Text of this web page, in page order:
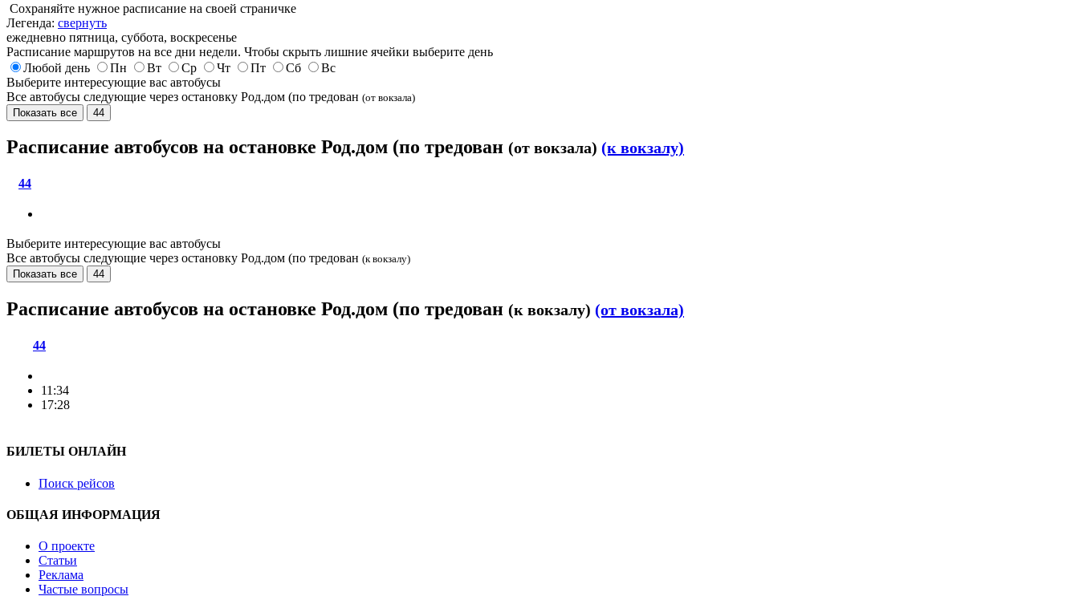
Сохраняйте нужное расписание на своей страничке
Легенда: свернуть
ежедневно пятница, суббота, воскресенье
Расписание маршрутов на все дни недели. Чтобы скрыть лишние ячейки выберите день
Любой день
Пн Вт Ср Чт Пт Сб
Вс
Выберите интересующие вас автобусы
Все автобусы следующие через остановку Род.дом (по тредован (от вокзала)
Показать все
44
Расписание автобусов на остановке Род.дом (по тредован (от вокзала) (к вокзалу)
44
Выберите интересующие вас автобусы
Все автобусы следующие через остановку Род.дом (по тредован (к вокзалу)
Показать все
44
Расписание автобусов на остановке Род.дом (по тредован (к вокзалу) (от вокзала)
44
11:34
17:28
БИЛЕТЫ ОНЛАЙН
Поиск рейсов
ОБЩАЯ ИНФОРМАЦИЯ
О проекте
Статьи
Реклама
Частые вопросы